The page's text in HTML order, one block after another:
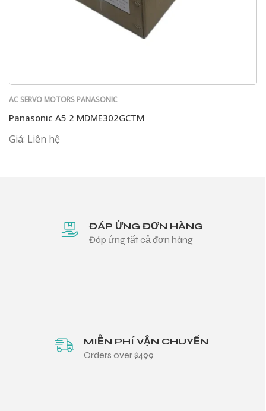
AC SERVO MOTORS PANASONIC
Panasonic A5 2 MDME302GCTM
Giá: Liên hệ
ĐÁP ỨNG ĐƠN HÀNG
Đáp ứng tất cả đơn hàng
MIỄN PHÍ VẬN CHUYỂN
Orders over $499